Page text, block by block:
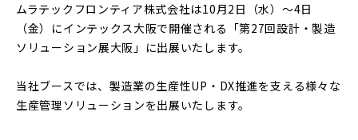
ムラテックフロンティア株式会社は10月2日（水）～4日
（金）にインテックス大阪で開催される「第27回設計・製造
ソリューション展大阪」に出展いたします。
当社ブースでは、製造業の生産性UP・DX推進を支える様々な
生産管理ソリューションを出展いたします。